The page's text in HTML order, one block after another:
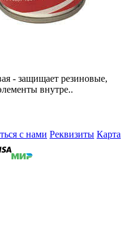
- защищает резиновые,
внутре..
с нами Реквизиты Карта